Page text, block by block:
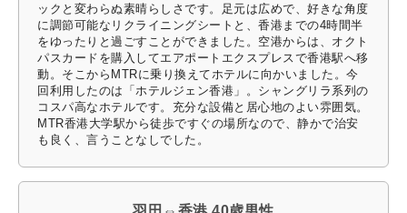
ックと変わらぬ素晴らしさです。足元は広めで、好きな角度
に調節可能なリクライニングシートと、香港までの4時間半
をゆったりと過ごすことができました。空港からは、オクト
パスカードを購入してエアポートエクスプレスで香港駅へ移
動。そこからMTRに乗り換えてホテルに向かいました。今
回利用したのは「ホテルジェン香港」。シャングリラ系列の
コスパ高なホテルです。充分な設備と居心地のよい雰囲気。
MTR香港大学駅から徒歩ですぐの場所なので、静かで治安
も良く、言うことなしでした。